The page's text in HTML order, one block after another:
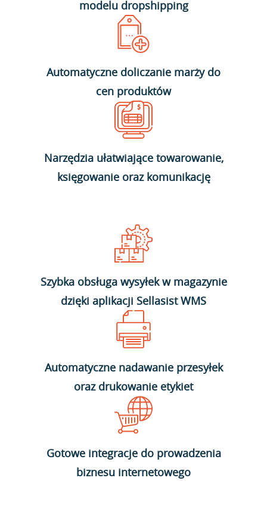
modelu dropshipping
Automatyczne doliczanie marży do
cen produktów
Narzędzia ułatwiające towarowanie,
księgowanie oraz komunikację
Szybka obsługa wysyłek w magazynie
dzięki aplikacji Sellasist WMS
Automatyczne nadawanie przesyłek
oraz drukowanie etykiet
Gotowe integracje do prowadzenia
biznesu internetowego